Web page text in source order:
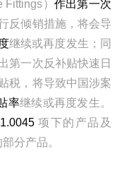
Fittings） 作出第一次
反倾销措施，将会导
继续或再度发生；同
第一次反补贴快速日
税，将导致中国涉案
率继续或再度发生。
项下的产品及
分产品。